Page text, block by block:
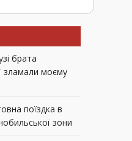
брата
зламали моєму
поїздка в
зони